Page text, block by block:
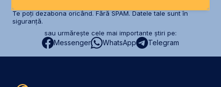
Te poți dezabona oricând. Fără SPAM. Datele tale sunt în
siguranță.
sau urmărește cele mai importante știri pe:
Messenger WhatsApp Telegram